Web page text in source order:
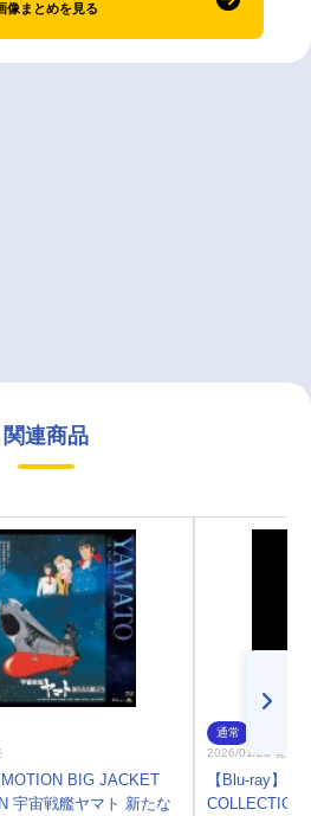
像まとめを見る
関連商品
BIG JACKET
宇宙戦艦ヤマト 新たな
通常
2026/01/28 発売
【Blu-ray】
COLLECTION